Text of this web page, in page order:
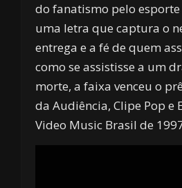
do fanatismo pelo esporte
uma letra que captura o
entrega e a fé de quem
como se assistisse a um
morte, a faixa venceu o
da Audiência, Clipe Pop e
Video Music Brasil de